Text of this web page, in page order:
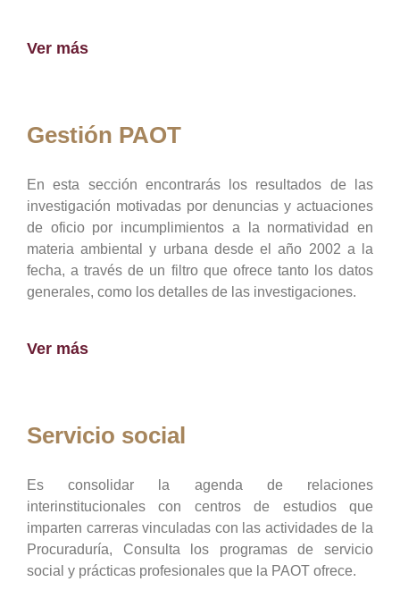
Ver más
Gestión PAOT
En esta sección encontrarás los resultados de las
investigación motivadas por denuncias y actuaciones
de oficio por incumplimientos a la normatividad en
materia ambiental y urbana desde el año 2002 a la
fecha, a través de un filtro que ofrece tanto los datos
generales, como los detalles de las investigaciones.
Ver más
Servicio social
Es consolidar la agenda de relaciones
interinstitucionales con centros de estudios que
imparten carreras vinculadas con las actividades de la
Procuraduría, Consulta los programas de servicio
social y prácticas profesionales que la PAOT ofrece.